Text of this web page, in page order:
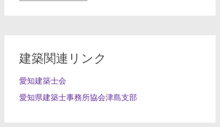
建築関連リンク
愛知建築士会
愛知県建築士事務所協会津島支部